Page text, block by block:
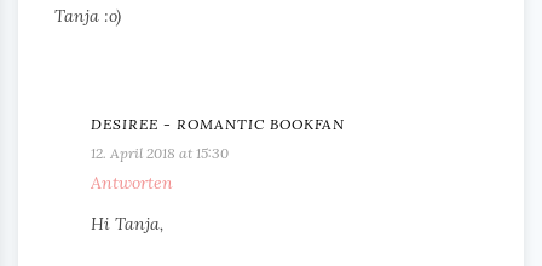
Tanja :o)
DESIREE - ROMANTIC BOOKFAN
12. April 2018 at 15:30
Antworten
Hi Tanja,